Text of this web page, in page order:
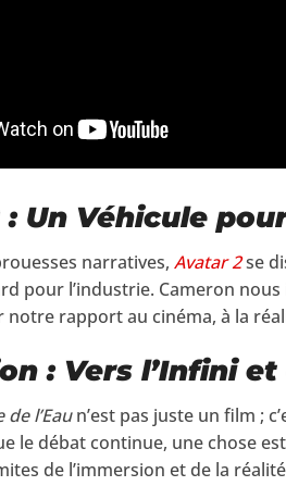
Un Véhicule
narratives, Avatar 2se
pour l’industrie. Cameron
notre rapport au cinéma, à la
: Vers l’Infini
l’Eaun’est pas juste un film ;
le débat continue, une chose
de l’immersion et de la